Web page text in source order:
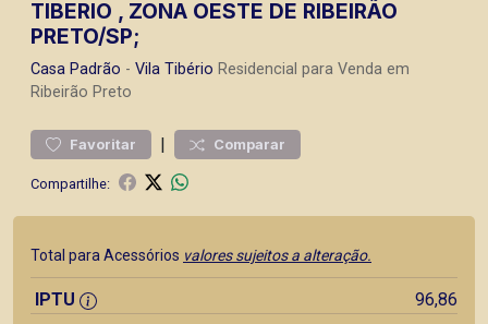
TIBERIO , ZONA OESTE DE RIBEIRÃO
PRETO/SP;
Casa Padrão - Vila Tibério Residencial para Venda em
Ribeirão Preto
Favoritar | Comparar
Compartilhe:
Total para Acessórios valores sujeitos a alteração.
IPTU
96,86